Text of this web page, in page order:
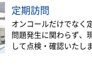
定期訪問
オンコールだけでなく
問題発生に関わらず、
して点検・確認いたしま